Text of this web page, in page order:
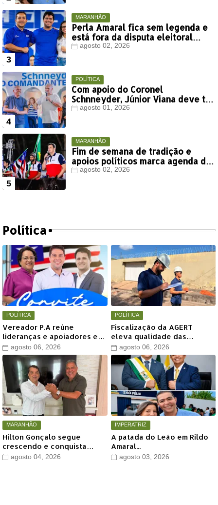
MARANHÃO
Perla Amaral fica sem legenda e
está fora da disputa eleitoral
deste ano
agosto 02, 2026
POLÍTICA
Com apoio do Coronel
Schnneyder, Júnior Viana deve ter
votação expressiva em Timon
agosto 01, 2026
MARANHÃO
Fim de semana de tradição e
apoios políticos marca agenda de
Orleans Brandão em Colinas
agosto 02, 2026
Política
POLÍTICA
Vereador P.A reúne
lideranças e apoiadores em
grande encontro político
neste sábado em Timon
agosto 06, 2026
POLÍTICA
Fiscalização da AGERT
eleva qualidade das
recomposições asfálticas
realizadas pela Águas de
Timon
agosto 06, 2026
MARANHÃO
Hilton Gonçalo segue
crescendo e conquista
apoio do prefeito de Lago
agosto 04, 2026
IMPERATRIZ
A patada do Leão em Rildo
Amaral...
agosto 03, 2026